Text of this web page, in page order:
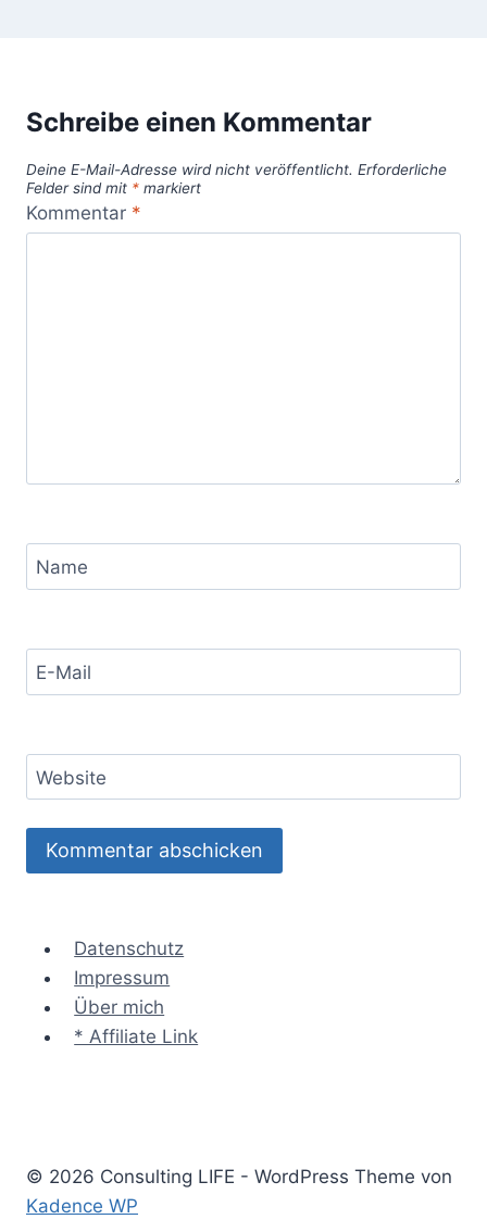
Schreibe einen Kommentar
Deine E-Mail-Adresse wird nicht veröffentlicht. Erforderliche
Felder sind mit * markiert
Kommentar *
Name
E-Mail
Website
Datenschutz
Impressum
Über mich
* Affiliate Link
© 2026 Consulting LIFE - WordPress Theme von
Kadence WP